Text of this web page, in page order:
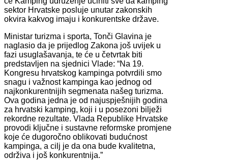
sektor Hrvatske posluje unutar zakonskih
okvira kakvog imaju i konkurentske države.
Ministar turizma i sporta, Tonči Glavina je
naglasio da je prijedlog Zakona još uvijek u
fazi usuglašavanja, te će u četvrtak biti
predstavljen na sjednici Vlade: “Na 19.
Kongresu hrvatskog kampinga potvrdili smo
snagu i važnost kampinga kao jednog od
najkonkurentnijih segmenata našeg turizma.
Ova godina jedna je od najuspješnijih godina
za hrvatski kamping, koji i u posezoni bilježi
rekordne rezultate. Vlada Republike Hrvatske
provodi ključne i sustavne reformske promjene
koje će dugoročno oblikovati budućnost
kampinga, a cilj je da ona bude kvalitetna,
održiva i još konkurentnija.”